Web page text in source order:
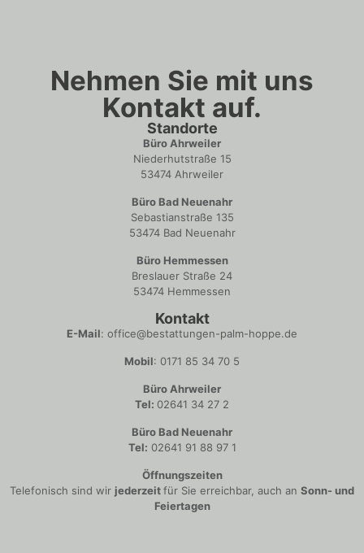
Nehmen Sie mit uns
Kontakt auf.
Standorte
Büro Ahrweiler
Niederhutstraße 15
53474 Ahrweiler
Büro Bad Neuenahr
Sebastianstraße 135
53474 Bad Neuenahr
Büro Hemmessen
Breslauer Straße 24
53474 Hemmessen
Kontakt
E-Mail: office@bestattungen-palm-hoppe.de
Mobil: 0171 85 34 70 5
Büro Ahrweiler
Tel: 02641 34 27 2
Büro Bad Neuenahr
Tel: 02641 91 88 97 1
Öffnungszeiten
Telefonisch sind wir jederzeitfür Sie erreichbar, auch an Sonn- und
Feiertagen